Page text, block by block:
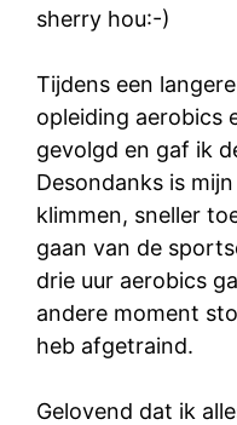
sherry hou:-)
Tijdens een
opleiding aerobics
gevolgd en gaf ik
Desondanks is
klimmen, sneller
gaan van de
drie uur aerobics
andere moment
heb afgetraind.
Gelovend dat ik